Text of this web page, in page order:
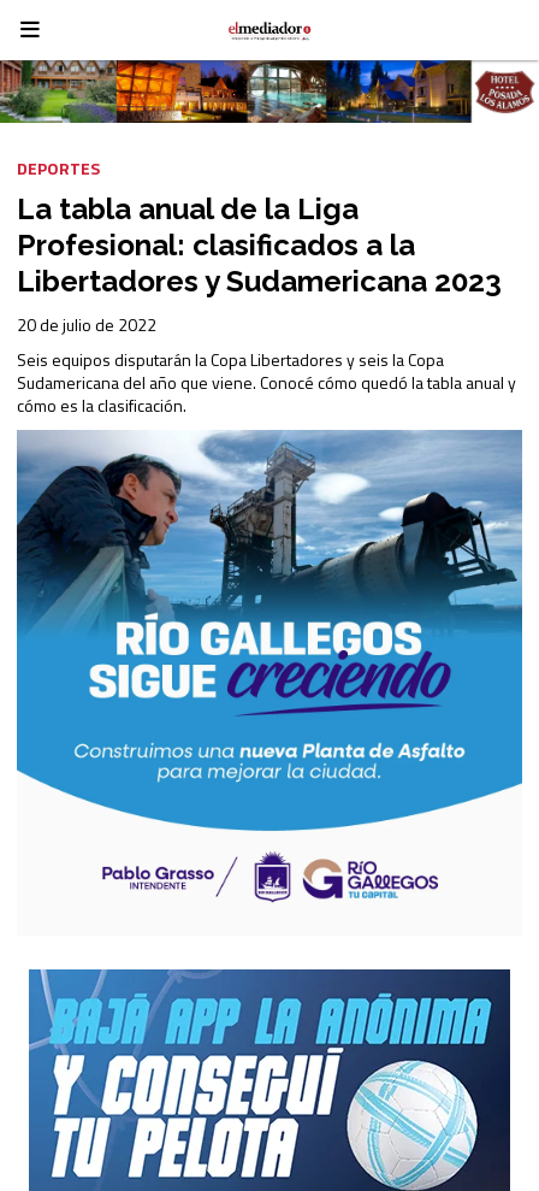
La tabla anual de la Liga
Profesional: clasificados a la
Libertadores y Sudamericana 2023
Seis equipos disputarán la Copa Libertadores y seis la Copa
Sudamericana del año que viene. Conocé cómo quedó la tabla anual y
cómo es la clasificación.
DEPORTES
20 de julio de 2022